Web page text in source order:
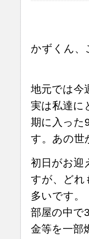
かずくん、
地元では今
実は私達に
期に入った
す。あの世
初日がお迎
すが、どれ
多いです。
部屋の中で
金等を一部